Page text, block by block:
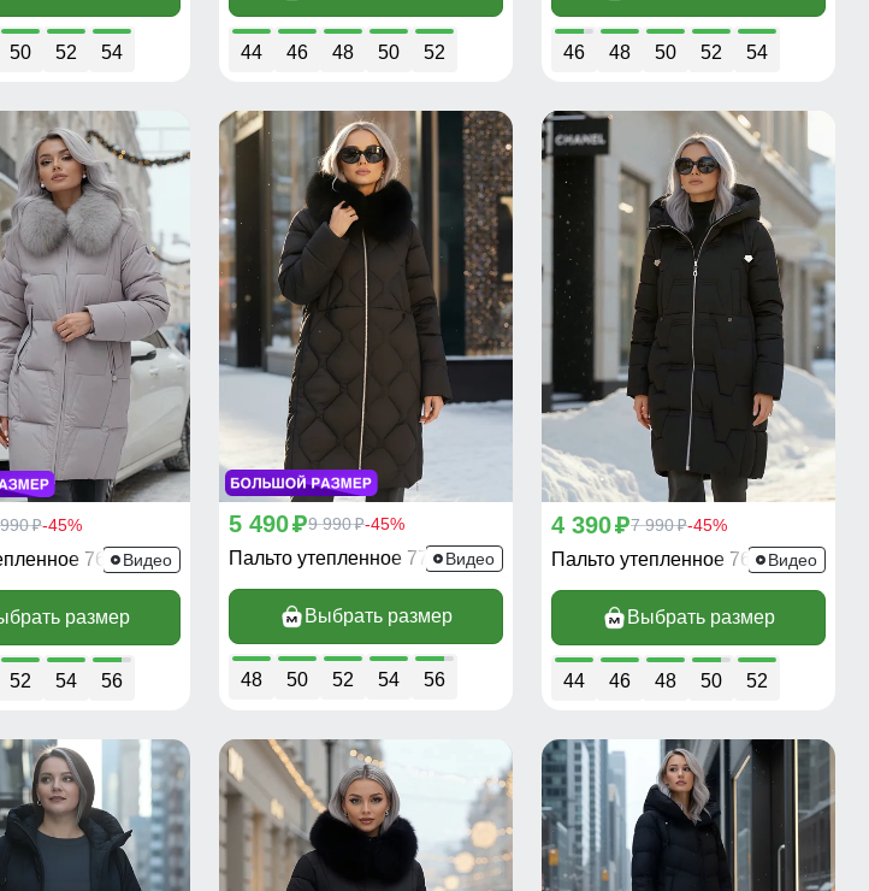
50 52 54 44 46 48 50 52 46 48 50 52 54
p-45%
7630SK
Видео
размер
52 54 56
5 490p9 990p-45%
Пальто утепленное 7753Ch
Видео
Выбрать размер
48 50 52 54 56
4 390p7 990p-45%
Пальто утепленное 7638Ch
Видео
Выбрать размер
44 46 48 50 52